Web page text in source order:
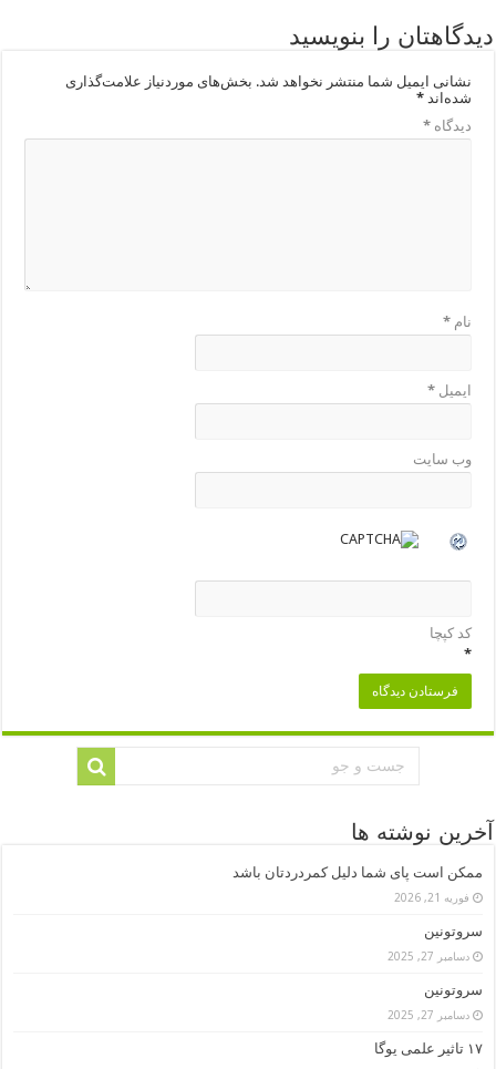
دیدگاهتان را بنویسید
نشانی ایمیل شما منتشر نخواهد شد. بخش‌های موردنیاز علامت‌گذاری
شده‌اند*
دیدگاه*
نام*
ایمیل*
وب‌ سایت
کد کپچا
*
آخرین نوشته ها
ممکن است پای شما دلیل کمردردتان باشد
فوریه 21, 2026
سروتونین
دسامبر 27, 2025
سروتونین
دسامبر 27, 2025
۱۷ تاثیر علمی یوگا